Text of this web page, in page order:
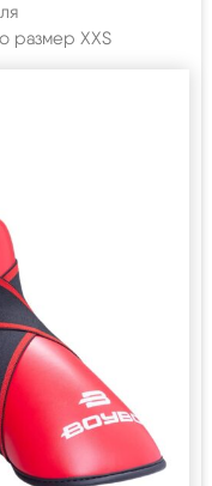
размер XXS